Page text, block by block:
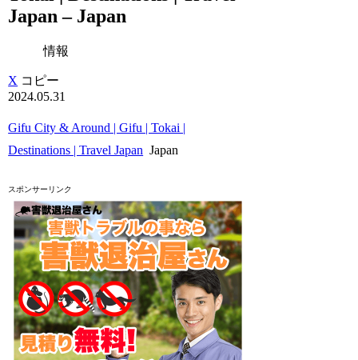
Japan – Japan
情報
X コピー
2024.05.31
Gifu City & Around | Gifu | Tokai |
Destinations | Travel Japan Japan
スポンサーリンク